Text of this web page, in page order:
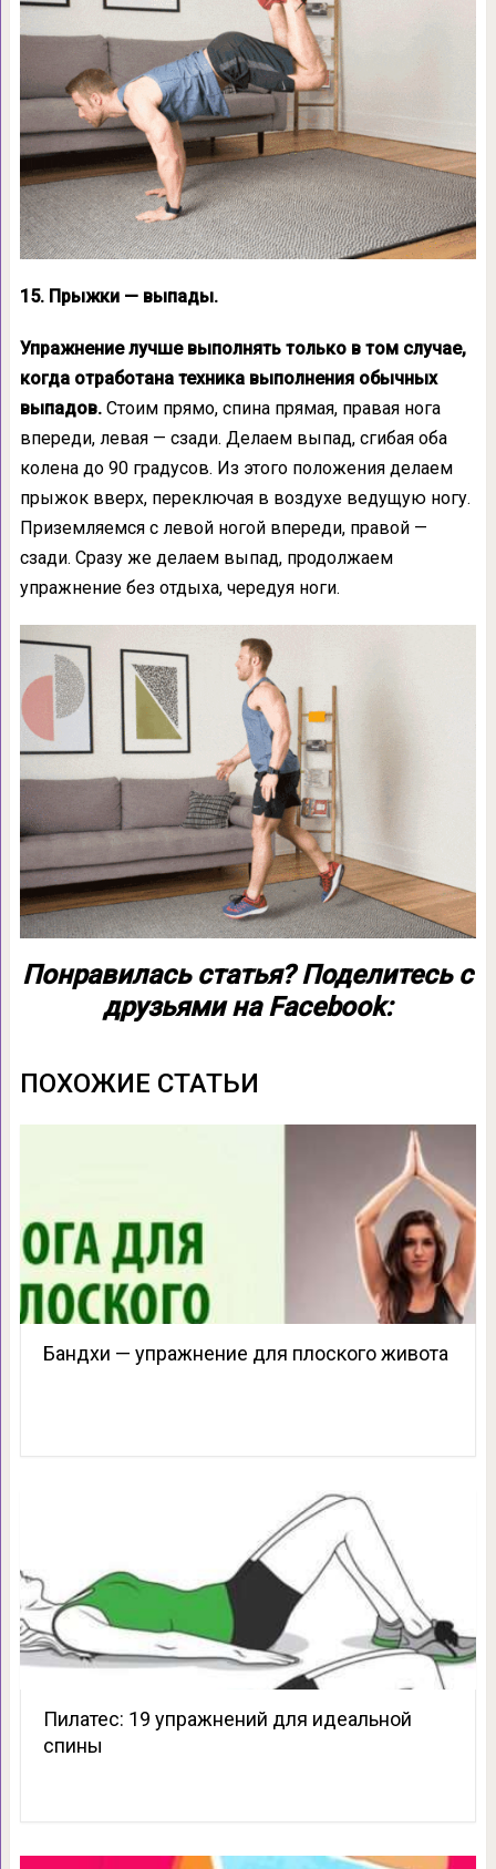
15. Прыжки — выпады.
Упражнение лучше выполнять только в том случае,
когда отработана техника выполнения обычных
выпадов.Стоим прямо, спина прямая, правая нога
впереди, левая — сзади. Делаем выпад, сгибая оба
колена до 90 градусов. Из этого положения делаем
прыжок вверх, переключая в воздухе ведущую ногу.
Приземляемся с левой ногой впереди, правой —
сзади. Сразу же делаем выпад, продолжаем
упражнение без отдыха, чередуя ноги.
Понравилась статья? Поделитесь с
друзьями на Facebook:
ПОХОЖИЕ СТАТЬИ
Бандхи — упражнение для плоского живота
Пилатес: 19 упражнений для идеальной
спины